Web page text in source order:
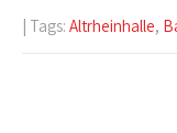
| Tags: Altrheinhalle,